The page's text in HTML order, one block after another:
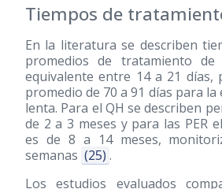
Tiempos de
En la literatura se describen
promedios de tratamiento
equivalente entre 14 a 21 días,
promedio de 70 a 91 días para
lenta. Para el QH se describen
de 2 a 3 meses y para las PER
es de 8 a 14 meses,
semanas (25) .
Los estudios evaluados